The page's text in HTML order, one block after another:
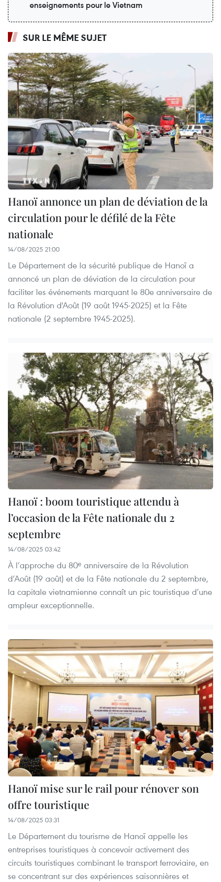
enseignements pour le Vietnam
SUR LE MÊME SUJET
Hanoï annonce un plan de déviation de la
circulation pour le défilé de la Fête
nationale
14/08/2025 21:00
Le Département de la sécurité publique de Hanoï a
annoncé un plan de déviation de la circulation pour
faciliter les événements marquant le 80e anniversaire de
la Révolution d'Août (19 août 1945-2025) et la Fête
nationale (2 septembre 1945-2025).
Hanoï : boom touristique attendu à
l’occasion de la Fête nationale du 2
septembre
14/08/2025 03:42
À l’approche du 80ᵉ anniversaire de la Révolution
d’Août (19 août) et de la Fête nationale du 2 septembre,
la capitale vietnamienne connaît un pic touristique d’une
ampleur exceptionnelle.
Hanoï mise sur le rail pour rénover son
offre touristique
14/08/2025 03:31
Le Département du tourisme de Hanoï appelle les
entreprises touristiques à concevoir activement des
circuits touristiques combinant le transport ferroviaire, en
se concentrant sur des expériences saisonnières et